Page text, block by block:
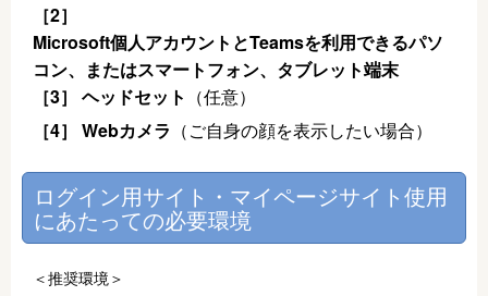
［2］
Microsoft個人アカウントとTeamsを利用できるパソ
コン、またはスマートフォン、タブレット端末
［3］ ヘッドセット （任意）
［4］ Webカメラ （ご自身の顔を表示したい場合）
ログイン用サイト・マイページサイト使用
にあたっての必要環境
＜推奨環境＞